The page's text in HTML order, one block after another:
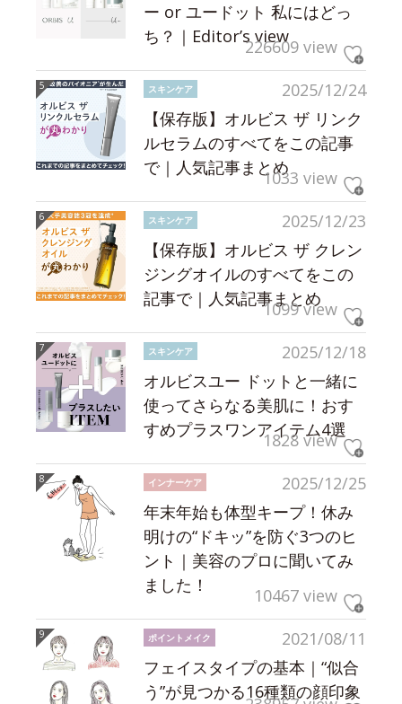
ー or ユードット 私にはどっ
ち？｜Editor’s view226609 view
2025/12/24
スキンケア
【保存版】オルビス ザ リンク
ルセラムのすべてをこの記事
で｜人気記事まとめ1033 view
2025/12/23
スキンケア
【保存版】オルビス ザ クレン
ジングオイルのすべてをこの
記事で｜人気記事まとめ
1099 view
2025/12/18
スキンケア
オルビスユー ドットと一緒に
使ってさらなる美肌に！おす
すめプラスワンアイテム4選
1828 view
2025/12/25
インナーケア
年末年始も体型キープ！休み
明けの“ドキッ”を防ぐ3つのヒ
ント｜美容のプロに聞いてみ
ました！
10467 view
2021/08/11
ポイントメイク
フェイスタイプの基本｜“似合
う”が見つかる16種類の顔印象